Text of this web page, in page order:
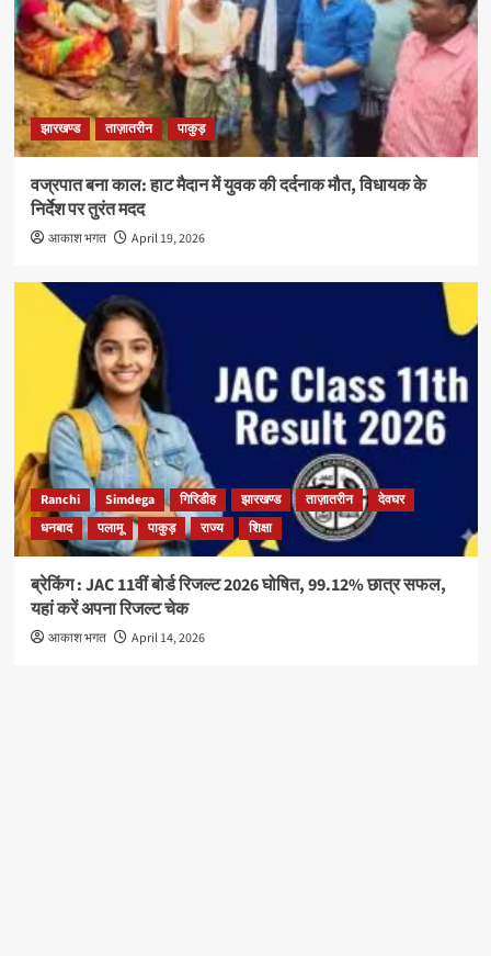
झारखण्ड ताज़ातरीन पाकुड़
वज्रपात बना काल: हाट मैदान में युवक की दर्दनाक मौत, विधायक के
निर्देश पर तुरंत मदद
आकाश भगत April 19, 2026
Ranchi Simdega गिरिडीह झारखण्ड ताज़ातरीन
देवघर
धनबाद
पलामू पाकुड़ राज्य शिक्षा
ब्रेकिंग : JAC 11वीं बोर्ड रिजल्ट 2026 घोषित, 99.12% छात्र सफल,
यहां करें अपना रिजल्ट चेक
आकाश भगत April 14, 2026